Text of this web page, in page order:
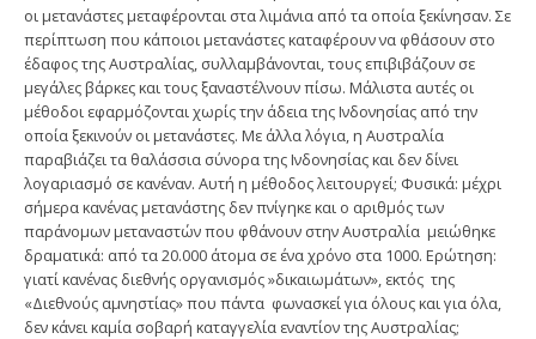
οι μετανάστες μεταφέρονται στα λιμάνια από τα οποία ξεκίνησαν. Σε
περίπτωση που κάποιοι μετανάστες καταφέρουν να φθάσουν στο
έδαφος της Αυστραλίας, συλλαμβάνονται, τους επιβιβάζουν σε
μεγάλες βάρκες και τους ξαναστέλνουν πίσω. Μάλιστα αυτές οι
μέθοδοι εφαρμόζονται χωρίς την άδεια της Ινδονησίας από την
οποία ξεκινούν οι μετανάστες. Με άλλα λόγια, η Αυστραλία
παραβιάζει τα θαλάσσια σύνορα της Ινδονησίας και δεν δίνει
λογαριασμό σε κανέναν. Αυτή η μέθοδος λειτουργεί; Φυσικά: μέχρι
σήμερα κανένας μετανάστης δεν πνίγηκε και ο αριθμός των
παράνομων μεταναστών που φθάνουν στην Αυστραλία μειώθηκε
δραματικά: από τα 20.000 άτομα σε ένα χρόνο στα 1000. Ερώτηση:
γιατί κανένας διεθνής οργανισμός »δικαιωμάτων», εκτός της
«Διεθνούς αμνηστίας» που πάντα φωνασκεί για όλους και για όλα,
δεν κάνει καμία σοβαρή καταγγελία εναντίον της Αυστραλίας;